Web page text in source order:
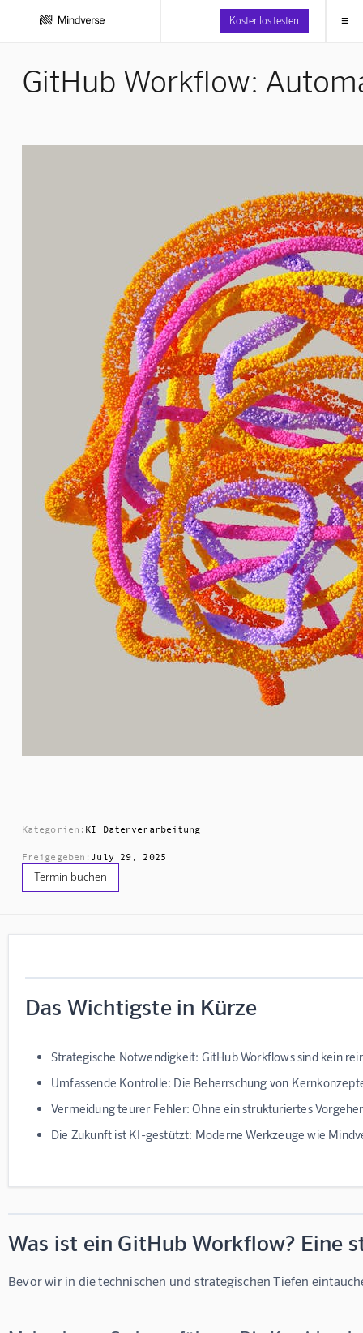
Kostenlos testen ≡
GitHub Workflow:
Kategorien: KI Datenverarbeitung
Freigegeben: July 29, 2025
Termin buchen
Das Wichtigste in Kürze
Strategische Notwendigkeit: GitHub Workflows sind kein
Umfassende Kontrolle: Die Beherrschung von
Vermeidung teurer Fehler: Ohne ein strukturiertes
Die Zukunft ist KI-gestützt: Moderne Werkzeuge wie
Was ist ein GitHub Workflow? Eine
Bevor wir in die technischen und strategischen Tiefen